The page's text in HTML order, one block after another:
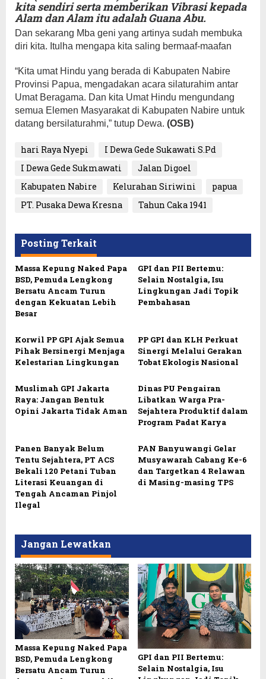
kita sendiri serta memberikan Vibrasi kepada
Alam dan Alam itu adalah Guana Abu.
Dan sekarang Mba geni yang artinya sudah membuka
diri kita. Itulha mengapa kita saling bermaaf-maafan
“Kita umat Hindu yang berada di Kabupaten Nabire
Provinsi Papua, mengadakan acara silaturahim antar
Umat Beragama. Dan kita Umat Hindu mengundang
semua Elemen Masyarakat di Kabupaten Nabire untuk
datang bersilaturahmi,” tutup Dewa. (OSB)
hari Raya Nyepi
I Dewa Gede Sukawati S.Pd
I Dewa Gede Sukmawati
Jalan Digoel
Kabupaten Nabire
Kelurahan Siriwini
papua
PT. Pusaka Dewa Kresna
Tahun Caka 1941
Posting Terkait
Massa Kepung Naked Papa
BSD, Pemuda Lengkong
Bersatu Ancam Turun
dengan Kekuatan Lebih
Besar
GPI dan PII Bertemu:
Selain Nostalgia, Isu
Lingkungan Jadi Topik
Pembahasan
Korwil PP GPI Ajak Semua
Pihak Bersinergi Menjaga
Kelestarian Lingkungan
PP GPI dan KLH Perkuat
Sinergi Melalui Gerakan
Tobat Ekologis Nasional
Muslimah GPI Jakarta
Raya: Jangan Bentuk
Opini Jakarta Tidak Aman
Dinas PU Pengairan
Libatkan Warga Pra-
Sejahtera Produktif dalam
Program Padat Karya
Panen Banyak Belum
Tentu Sejahtera, PT ACS
Bekali 120 Petani Tuban
Literasi Keuangan di
Tengah Ancaman Pinjol
Ilegal
PAN Banyuwangi Gelar
Musyawarah Cabang Ke-6
dan Targetkan 4 Relawan
di Masing-masing TPS
Jangan Lewatkan
Massa Kepung Naked Papa
BSD, Pemuda Lengkong
Bersatu Ancam Turun
GPI dan PII Bertemu:
Selain Nostalgia, Isu